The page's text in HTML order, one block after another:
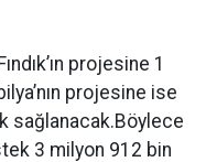
projesine 1
projesine ise
sağlanacak.Böylece
3 milyon 912 bin